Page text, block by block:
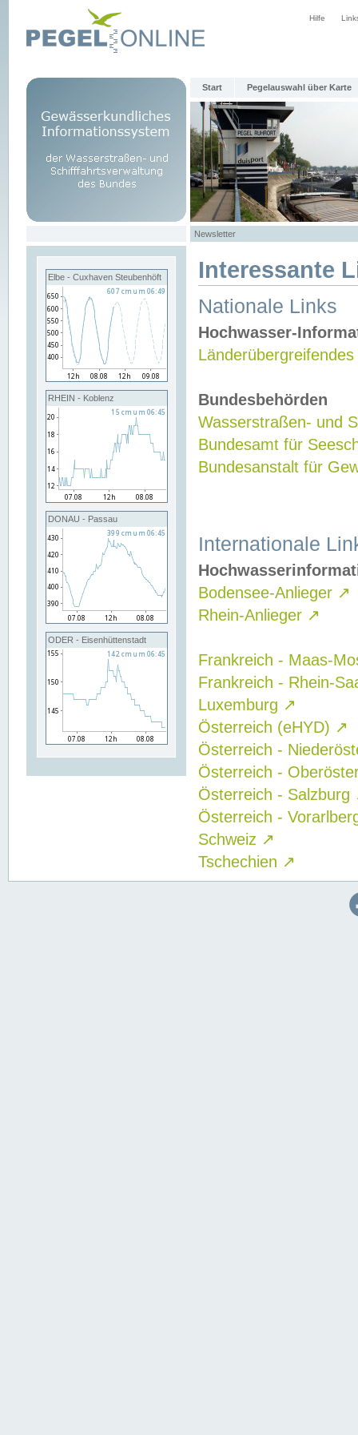
Hilfe
Start Pegelauswahl über Karte
Newsletter
Elbe - Cuxhaven Steubenhöft
RHEIN - Koblenz
DONAU - Passau
ODER - Eisenhüttenstadt
Interessante
Nationale Links
Hochwasser-
Bundesbehörden
Wasserstraßen- und
Bundesamt für
Bundesanstalt für
Internationale
Bodensee-Anlieger ↗
Rhein-Anlieger ↗
Frankreich - Maas-
Frankreich - Rhein-
Luxemburg ↗
Österreich (eHYD) ↗
Österreich -
Österreich -
Österreich - Salzburg
Österreich -
Schweiz ↗
Tschechien ↗